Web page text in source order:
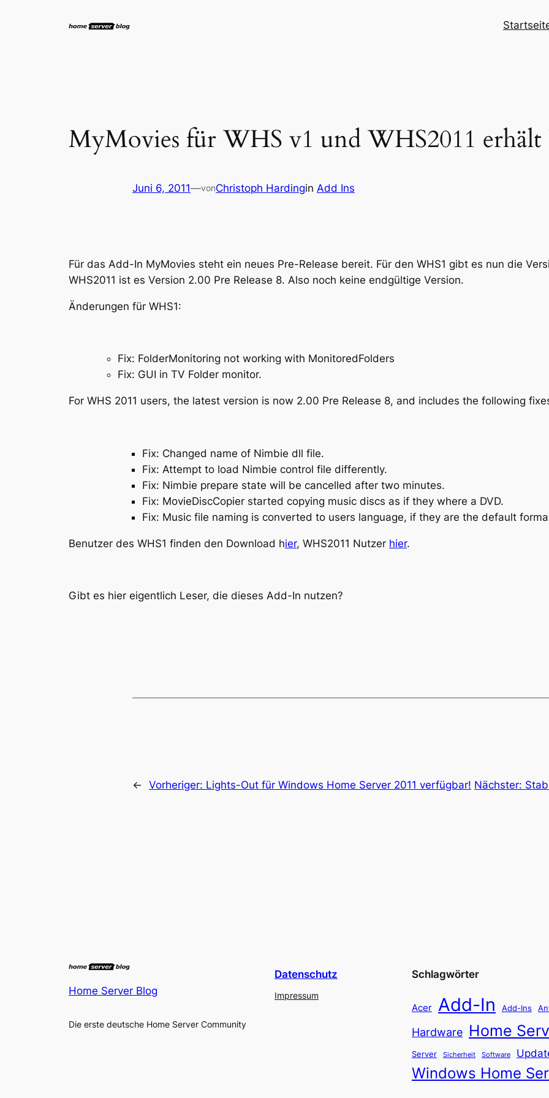
MyMovies für WHS v1 und WHS2011 erhält
Juni 6, 2011—vonChristoph Hardingin Add Ins
Für das Add-In MyMovies steht ein neues Pre-Release bereit. Für den WHS1 gibt es nun die
WHS2011 ist es Version 2.00 Pre Release 8. Also noch keine endgültige Version.
Änderungen für WHS1:
Fix: FolderMonitoring not working with MonitoredFolders
Fix: GUI in TV Folder monitor.
For WHS 2011 users, the latest version is now 2.00 Pre Release 8, and includes the following
Fix: Changed name of Nimbie dll file.
Fix: Attempt to load Nimbie control file differently.
Fix: Nimbie prepare state will be cancelled after two minutes.
Fix: MovieDiscCopier started copying music discs as if they where a DVD.
Fix: Music file naming is converted to users language, if they are the default
Benutzer des WHS1 finden den Download hier, WHS2011 Nutzer hier.
Gibt es hier eigentlich Leser, die dieses Add-In nutzen?
← Vorheriger: Lights-Out für Windows Home Server 2011 verfügbar! Nächster:
Home Server Blog
Die erste deutsche Home Server Community
Datenschutz
Impressum
Schlagwörter
Acer Add-In Add-Ins
Hardware Home
Server Sicherheit Software
Windows Home